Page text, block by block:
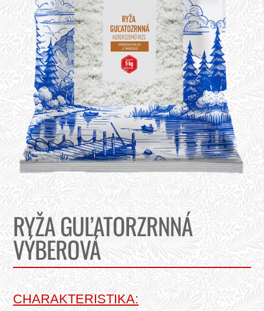
RYŽA GUĽATORZRNNÁ
VÝBEROVÁ
CHARAKTERISTIKA: